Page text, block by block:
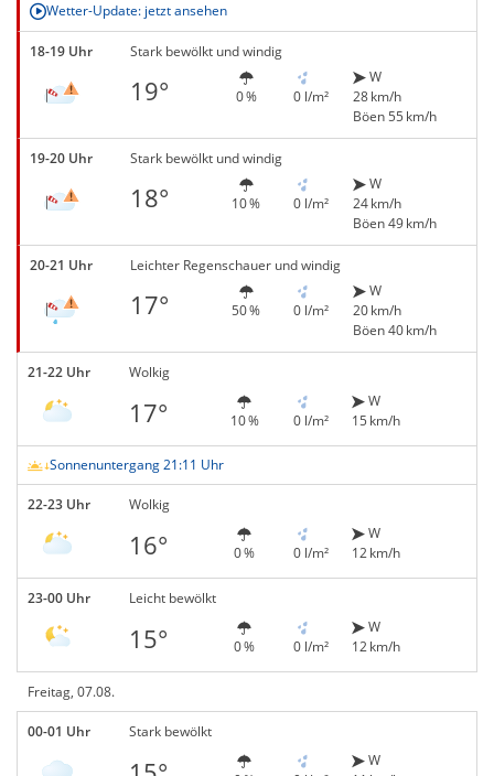
Wetter-Update: jetzt ansehen
18-19 Uhr Stark bewölkt und windig
19° 0 % 0 l/m²
W
28 km/h
Böen 55 km/h
19-20 Uhr Stark bewölkt und windig
18° 10 % 0 l/m²
W
24 km/h
Böen 49 km/h
20-21 Uhr Leichter Regenschauer und windig
17° 50 % 0 l/m²
W
20 km/h
Böen 40 km/h
21-22 Uhr Wolkig
17° 10 % 0 l/m²
W
15 km/h
Sonnenuntergang 21:11 Uhr
22-23 Uhr Wolkig
16° 0 % 0 l/m²
W
12 km/h
23-00 Uhr Leicht bewölkt
15° 0 % 0 l/m²
W
12 km/h
Freitag, 07.08.
00-01 Uhr Stark bewölkt
W